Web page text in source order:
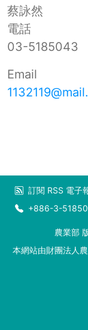
蔡詠然
電話
03-5185043
Email
訂閱 RSS 電子
+886-3-
農業部
本網站由財團法人